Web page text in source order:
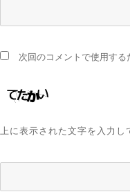
次回のコメントで使用する
上に表示された文字を入力し